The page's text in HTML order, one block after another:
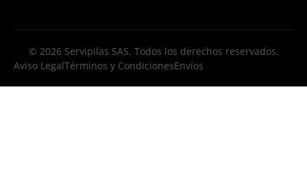
© 2026 Servipilas SAS. Todos los derechos reservados.
Aviso LegalTérminos y CondicionesEnvíos